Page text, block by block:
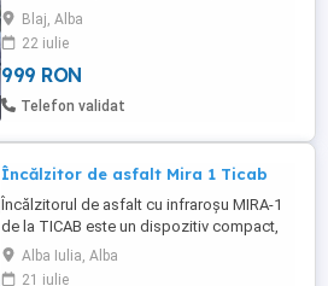
ideala pentru deschiderea sau echiparea
rapida a unei afaceri in domeniul
alimentar. Echipamente si mobilier incluse:
- Friteuse profesionale - Malaxor
profesional - Mese de lucru inox -
Blaj, Alba
22 iulie
999 RON
Telefon validat
Încălzitor de asfalt Mira 1 Ticab
Încălzitorul de asfalt cu infraroșu MIRA-1
de la TICAB este un dispozitiv compact,
compact și puternic, care este perfect
pentru mici lucrări de peticire lucrări. Este
Alba Iulia, Alba
21 iulie